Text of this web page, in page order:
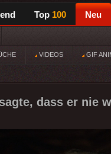
Top 100 Neu
VIDEOS GIF
dass er nie